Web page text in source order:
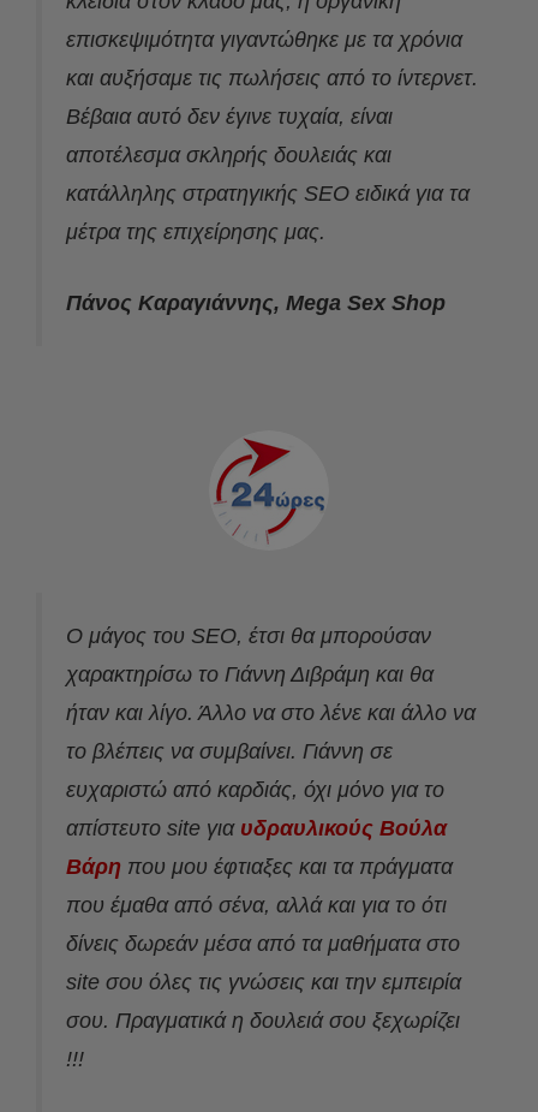
επισκεψιμότητα γιγαντώθηκε με τα χρόνια
και αυξήσαμε τις πωλήσεις από το ίντερνετ.
Βέβαια αυτό δεν έγινε τυχαία, είναι
αποτέλεσμα σκληρής δουλειάς και
κατάλληλης στρατηγικής SEO ειδικά για τα
μέτρα της επιχείρησης μας.
Πάνος Καραγιάννης, Mega Sex Shop
Ο μάγος του SEO, έτσι θα μπορούσαν
χαρακτηρίσω το Γιάννη Διβράμη και θα
ήταν και λίγο. Άλλο να στο λένε και άλλο να
το βλέπεις να συμβαίνει. Γιάννη σε
ευχαριστώ από καρδιάς, όχι μόνο για το
απίστευτο site για υδραυλικούς Βούλα
Βάρη που μου έφτιαξες και τα πράγματα
που έμαθα από σένα, αλλά και για το ότι
δίνεις δωρεάν μέσα από τα μαθήματα στο
site σου όλες τις γνώσεις και την εμπειρία
σου. Πραγματικά η δουλειά σου ξεχωρίζει
!!!